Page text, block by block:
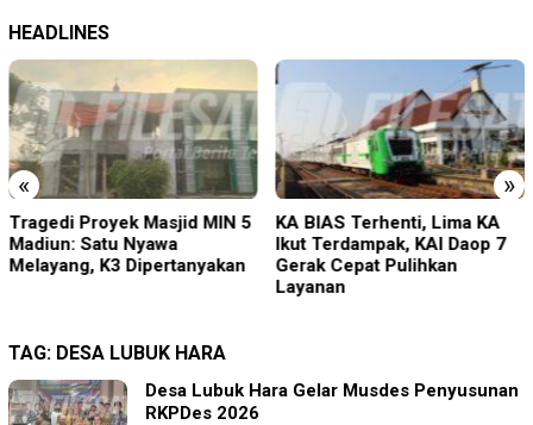
HEADLINES
« »
Proyek Masjid MIN 5
Satu Nyawa
K3 Dipertanyakan
KA BIAS Terhenti, Lima KA
Ikut Terdampak, KAI Daop 7
Gerak Cepat Pulihkan
Layanan
TAG: DESA LUBUK HARA
Desa Lubuk Hara Gelar Musdes Penyusunan
RKPDes 2026